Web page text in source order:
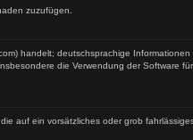
zuzufügen.
handelt; deutschsprachige
die Verwendung der Software
auf ein vorsätzliches oder grob